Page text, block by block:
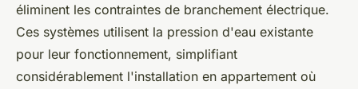
éliminent les contraintes de branchement électrique.
Ces systèmes utilisent la pression d'eau existante
pour leur fonctionnement, simplifiant
considérablement l'installation en appartement où